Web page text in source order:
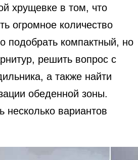
хрущевке в том, что
огромное количество
подобрать компактный, но
решить вопрос с
а также найти
обеденной зоны.
несколько вариантов